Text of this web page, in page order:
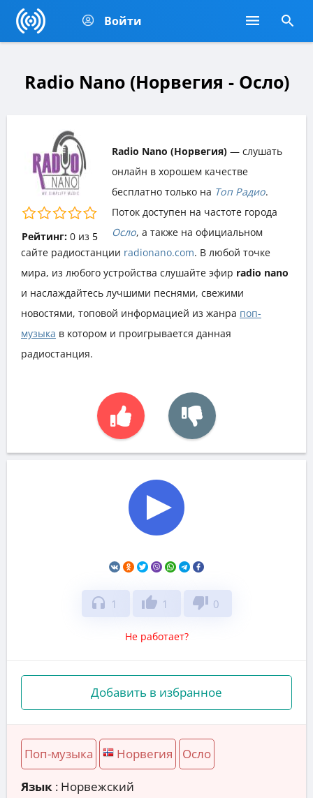
Войти
Radio Nano (Норвегия - Осло)
Рейтинг: 0из 5
Radio Nano (Норвегия) — слушать
онлайн в хорошем качестве
бесплатно только на Топ Радио.
Поток доступен на частоте города
Осло, а также на официальном
сайте радиостанции radionano.com. В любой точке
мира, из любого устройства слушайте эфир radio nano
и наслаждайтесь лучшими песнями, свежими
новостями, топовой информацией из жанра поп-
музыка в котором и проигрывается данная
радиостанция.
headphones 1 thumb_up 1 thumb_down 0
Не работает?
Добавить в избранное
Поп-музыка Норвегия Осло
Язык : Норвежский